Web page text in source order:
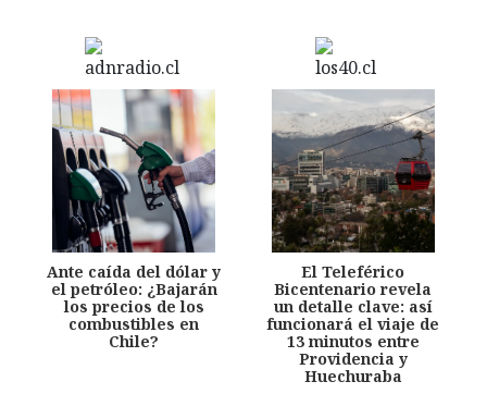
Ante caída del dólar y
el petróleo: ¿Bajarán
los precios de los
combustibles en
Chile?
El Teleférico
Bicentenario revela
un detalle clave: así
funcionará el viaje de
13 minutos entre
Providencia y
Huechuraba